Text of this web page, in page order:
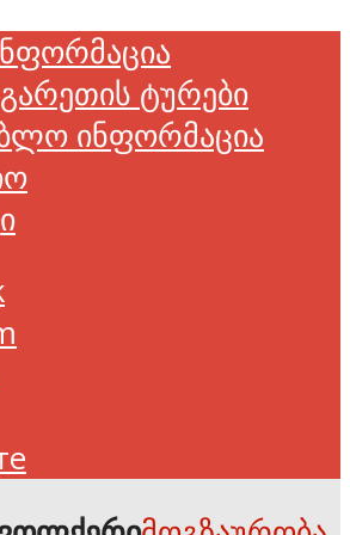
ტურები
ინფორმაცია